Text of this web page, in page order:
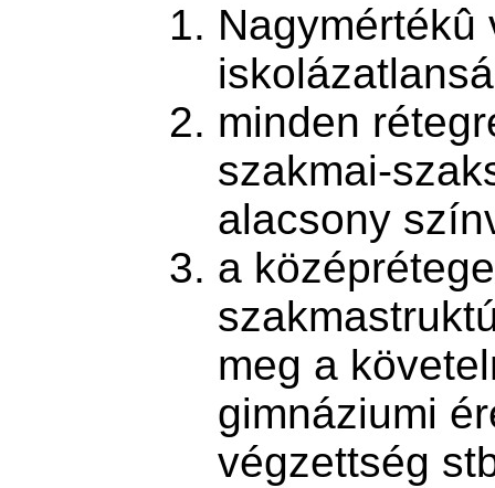
Nagymértékû
minden
szakmai-
alacsony
a
meg a
gimnáziumi
végzettség